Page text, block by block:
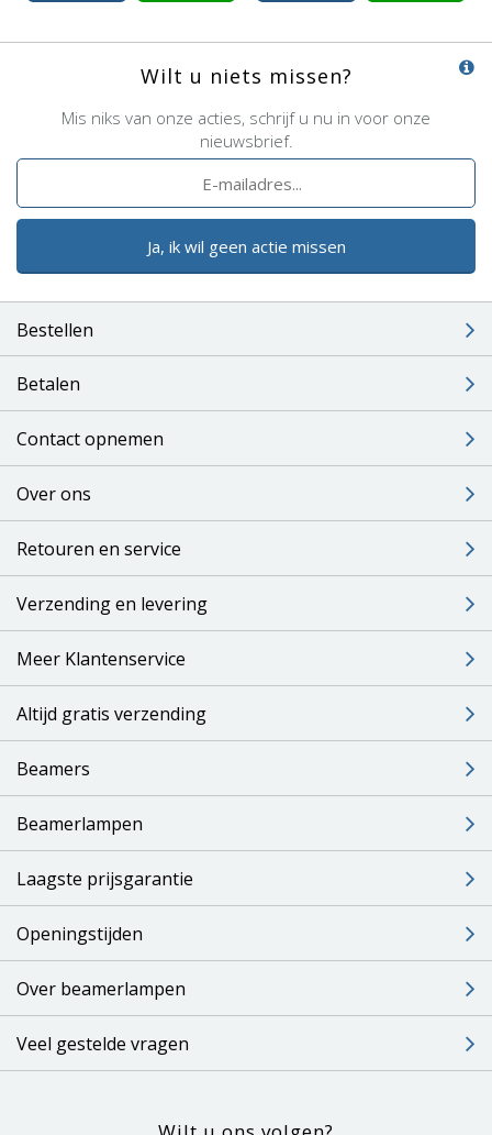
Wilt u niets missen?
Mis niks van onze acties, schrijf u nu in voor onze
nieuwsbrief.
Ja, ik wil geen actie missen
Bestellen
Betalen
Contact opnemen
Over ons
Retouren en service
Verzending en levering
Meer Klantenservice
Altijd gratis verzending
Beamers
Beamerlampen
Laagste prijsgarantie
Openingstijden
Over beamerlampen
Veel gestelde vragen